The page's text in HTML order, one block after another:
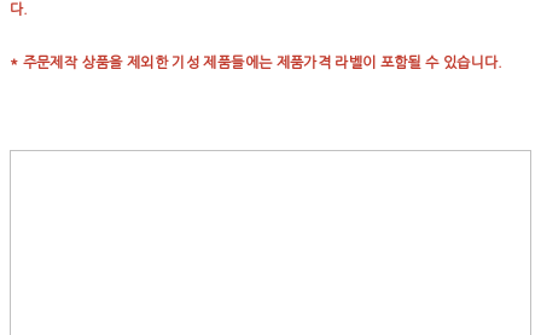
다.
* 주문제작 상품을 제외한 기성 제품들에는 제품가격 라벨이 포함될 수 있습니다.